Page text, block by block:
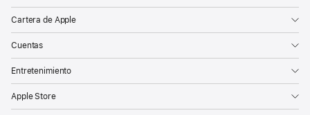
Cartera de Apple
Cuentas
Entretenimiento
Apple Store